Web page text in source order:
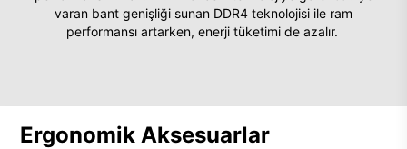
varan bant genişliği sunan DDR4 teknolojisi ile ram
performansı artarken, enerji tüketimi de azalır.
Ergonomik Aksesuarlar